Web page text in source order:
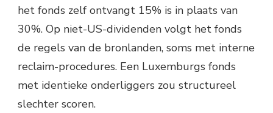
het fonds zelf ontvangt 15% is in plaats van
30%. Op niet-US-dividenden volgt het fonds
de regels van de bronlanden, soms met interne
reclaim-procedures. Een Luxemburgs fonds
met identieke onderliggers zou structureel
slechter scoren.